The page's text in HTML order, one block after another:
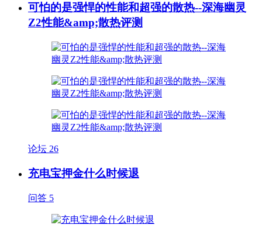
可怕的是强悍的性能和超强的散热--深海幽灵
Z2性能&amp;散热评测
论坛 26
充电宝押金什么时候退
问答 5